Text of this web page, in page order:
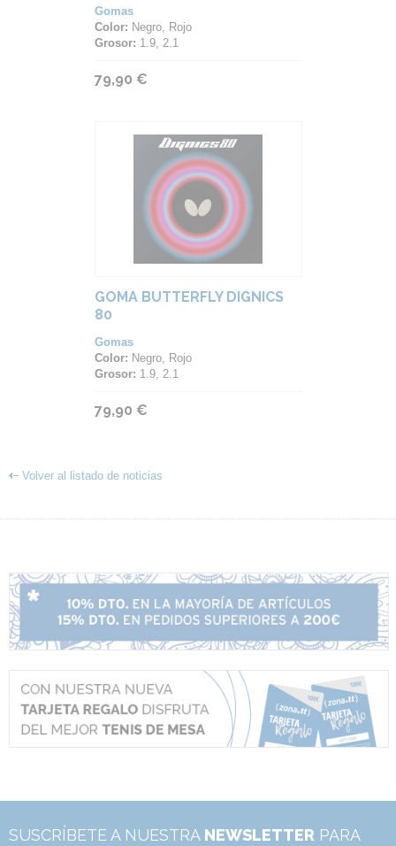
Gomas
Color: Negro, Rojo
Grosor: 1.9, 2.1
79,90 €
GOMA BUTTERFLY DIGNICS
80
Gomas
Color: Negro, Rojo
Grosor: 1.9, 2.1
79,90 €
Volver al listado de noticias
SUSCRÍBETE A NUESTRA NEWSLETTER PARA